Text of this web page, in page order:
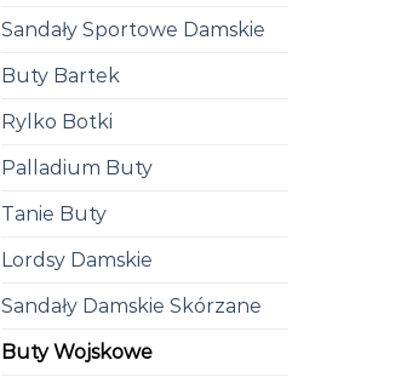
Sandały Sportowe Damskie
Buty Bartek
Rylko Botki
Palladium Buty
Tanie Buty
Lordsy Damskie
Sandały Damskie Skórzane
Buty Wojskowe